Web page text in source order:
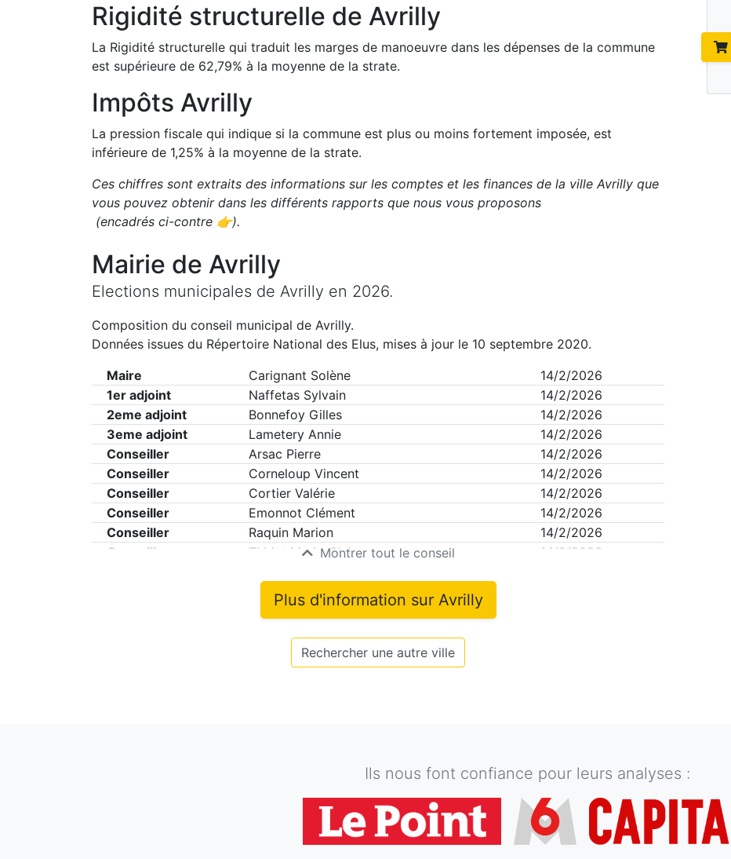
Rigidité structurelle de Avrilly
La Rigidité structurelle qui traduit les marges de manoeuvre dans les dépenses de la commune
est supérieure de 62,79% à la moyenne de la strate.
Impôts Avrilly
La pression fiscale qui indique si la commune est plus ou moins fortement imposée, est
inférieure de 1,25% à la moyenne de la strate.
Ces chiffres sont extraits des informations sur les comptes et les finances de la ville Avrilly que
vous pouvez obtenir dans les différents rapports que nous vous proposons
(encadrés ci-contre 👉).
Mairie de Avrilly
Elections municipales de Avrilly en 2026.
Composition du conseil municipal de Avrilly.
Données issues du Répertoire National des Elus, mises à jour le 10 septembre 2020.
Maire
Carignant Solène
14/2/2026
1er adjoint
Naffetas Sylvain
14/2/2026
2eme adjoint
Bonnefoy Gilles
14/2/2026
3eme adjoint
Lametery Annie
14/2/2026
Conseiller
Arsac Pierre
14/2/2026
Conseiller
Corneloup Vincent
14/2/2026
Conseiller
Cortier Valérie
14/2/2026
Conseiller
Emonnot Clément
14/2/2026
Conseiller
Raquin Marion
14/2/2026
Conseiller
Thiriat Marie-Claire 14/2/2026
Montrer tout le conseil
Plus d'information sur Avrilly
Rechercher une autre ville
Ils nous font confiance pour leurs analyses :